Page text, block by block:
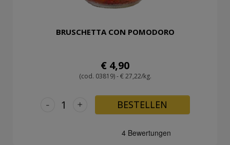
BRUSCHETTA CON POMODORO
€ 4,90
(cod. 03819) - € 27,22/kg.
+
- BESTELLEN